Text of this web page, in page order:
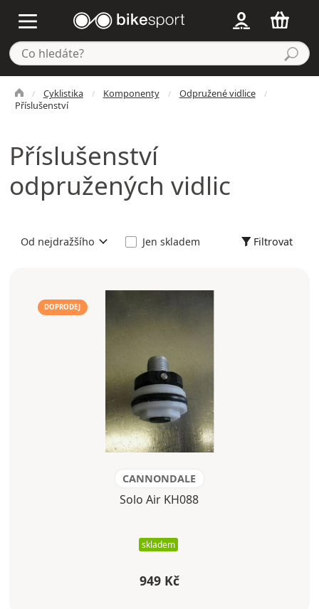
Cyklistika Komponenty
Odpružené vidlice
Příslušenství
Příslušenství
odpružených vidlic
Od nejdražšího Jen skladem Filtrovat
DOPRODEJ
CANNONDALE
Solo Air KH088
skladem
949 Kč